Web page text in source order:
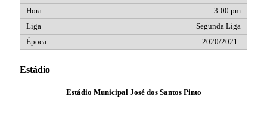
3:00 pm
Segunda Liga
2020/2021
Estádio
Estádio Municipal José dos Santos Pinto